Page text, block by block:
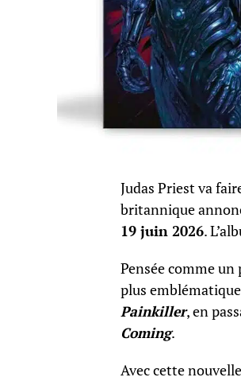
Judas Priest va
britannique
19 juin 2026.
Pensée comme
plus
Painkiller, en
Coming.
Avec cette